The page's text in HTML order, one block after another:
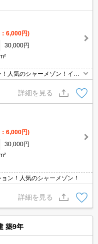
6,000円)
30,000円
人気のシャーメゾン！イン
詳細を見る
6,000円)
30,000円
ン！人気のシャーメゾン！
詳細を見る
築9年